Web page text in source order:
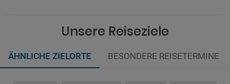
Unsere Reiseziele
ÄHNLICHE ZIELORTE BESONDERE REISETERMINE